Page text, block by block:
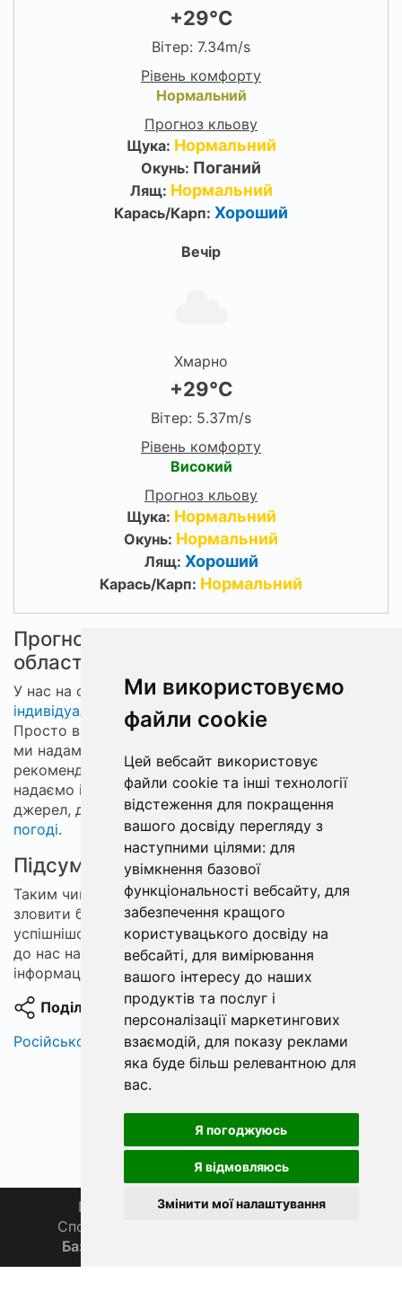
Ми використовуємо
файли cookie
Цей вебсайт використовує
файли cookie та інші технології
відстеження для покращення
вашого досвіду перегляду з
наступними цілями: для
увімкнення базової
функціональності вебсайту, для
забезпечення кращого
користувацького досвіду на
вебсайті, для вимірювання
вашого інтересу до наших
продуктів та послуг і
персоналізації маркетингових
взаємодій, для показу реклами
яка буде більш релевантною для
вас.
Я погоджуюсь
Я відмовляюсь
Змінити мої налаштування
+29°C
Вітер: 7.34m/s
Рівень комфорту
Нормальний
Прогноз кльову
Щука: Нормальний
Окунь: Поганий
Лящ: Нормальний
Карась/Карп: Хороший
Вечір
Хмарно
+29°C
Вітер: 5.37m/s
Рівень комфорту
Високий
Прогноз кльову
Щука: Нормальний
Окунь: Нормальний
Лящ: Хороший
Карась/Карп: Нормальний
Прогноз точки на карті в Одеській
області
У нас на сайті є можливість отримати
індивідуальний прогноз кльову по точці на карті.
Просто виберіть точку, що цікавить вас, на карті, і
ми надамо вам докладний прогноз кльову і
рекомендації щодо лову риби. Крім того, ми
надаємо інформацію про погодні умови з надійних
джерел, де ви можете побачити відповідні дані про
погоді.
Підсумки
Таким чином, наш прогноз кльову допоможе вам
зловити більше риби і зробити вашу рибалку
успішнішою та захопливою. Не забувайте заглядати
до нас на сайт ФішХаб для отримання актуальної
інформації про прогноз кльову в Одесі.
Поділитися
Російською
Головна Про нас
Магазин 🛒
Спортивна рибалка 🏆
База знань 📚